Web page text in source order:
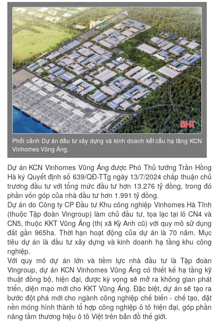
Phối cảnh Dự án đầu tư xây dựng và kinh doanh kết cấu hạ tầng KCN
Vinhomes Vũng Áng.
Dự án KCN Vinhomes Vũng Áng được Phó Thủ tướng Trần Hồng
Hà ký Quyết định số 639/QĐ-TTg ngày 13/7/2024 chấp thuận chủ
trương đầu tư với tổng mức đầu tư hơn 13.276 tỷ đồng, trong đó
phần vốn góp của nhà đầu tư hơn 1.991 tỷ đồng.
Dự án do Công ty CP Đầu tư Khu công nghiệp Vinhomes Hà Tĩnh
(thuộc Tập đoàn Vingroup) làm chủ đầu tư, tọa lạc tại lô CN4 và
CN5, thuộc KKT Vũng Áng (thị xã Kỳ Anh cũ) với quy mô sử dụng
đất gần 965ha. Thời hạn hoạt động của dự án là 70 năm. Mục
tiêu dự án là đầu tư xây dựng và kinh doanh hạ tầng khu công
nghiệp.
Với quy mô dự án lớn và tiềm lực nhà đầu tư là Tập đoàn
Vingroup, dự án KCN Vinhomes Vũng Áng có thiết kế hạ tầng kỹ
thuật đồng bộ, hiện đại, được kỳ vọng sẽ mở ra không gian phát
triển, diện mạo mới cho KKT Vũng Áng. Đặc biệt, dự án sẽ tạo ra
bước đột phá mới cho ngành công nghiệp chế biến - chế tạo, đặt
nền móng hình thành tổ hợp công nghiệp ô tô hiện đại, góp phần
nâng tầm thương hiệu ô tô Việt trên bản đồ thế giới.